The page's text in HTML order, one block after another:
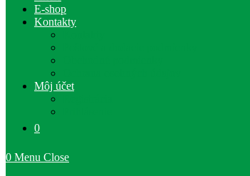
E-shop
Kontakty
Môj účet
0
0 Menu Close